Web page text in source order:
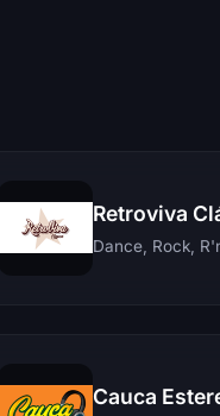
Retroviva
Dance, Rock,
Cauca